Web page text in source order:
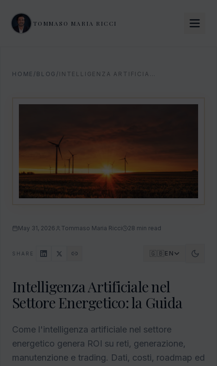
TOMMASO MARIA RICCI
HOME / BLOG / INTELLIGENZA ARTIFICIALE NEL SETTORE ENERGETICO: LA GUIDA
May 31, 2026 Tommaso Maria Ricci 28 min read
SHARE 🇬🇧EN
Intelligenza Artificiale nel
Settore Energetico: la Guida
Come l'intelligenza artificiale nel settore
energetico genera ROI su reti, generazione,
manutenzione e trading. Dati, costi, roadmap ed